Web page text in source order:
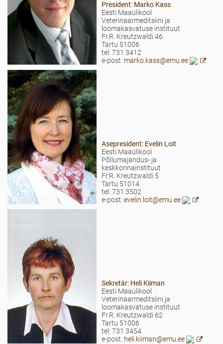
President: Marko Kass
Eesti Maaülikool
Veterinaarmeditsiini ja
loomakasvatuse instituut
Fr.R. Kreutzwaldi 46
Tartu 51006
tel: 731 3412
e-post: marko.kass@emu.ee
Asepresident: Evelin Loit
Eesti Maaülikool
Põllumajandus- ja
keskkonnainstituut
Fr.R. Kreutzwaldi 5
Tartu 51014
tel: 731 3502
e-post: evelin.loit@emu.ee
Sekretär: Heli Kiiman
Eesti Maaülikool
Veterinaarmeditsiini ja
loomakasvatuse instituut
Fr.R. Kreutzwaldi 62
Tartu 51006
tel: 731 3454
e-post: heli.kiiman@emu.ee